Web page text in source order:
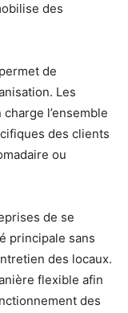
des
de
Les
l’ensemble
des clients
ou
de se
principale sans
des locaux.
flexible afin
des